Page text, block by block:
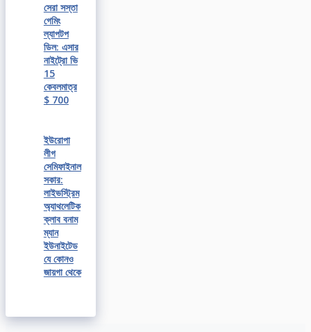
সেরা সস্তা
গেমিং
ল্যাপটপ
ডিল: এসার
নাইট্রো ভি
15
কেবলমাত্র
$ 700
ইউরোপা
লীগ
সেমিফাইনাল
সকার:
লাইভস্ট্রিম
অ্যাথলেটিক
ক্লাব বনাম
ম্যান
ইউনাইটেড
যে কোনও
জায়গা থেকে